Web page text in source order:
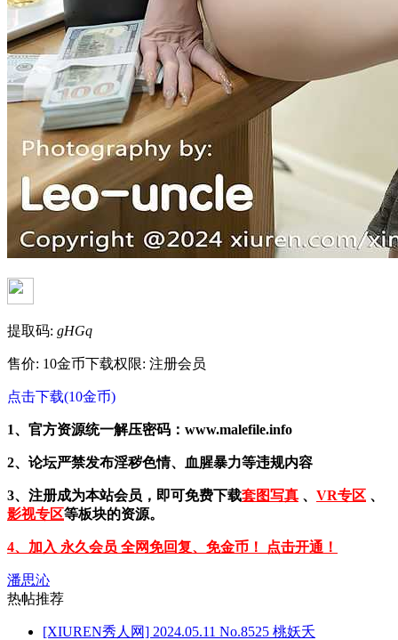
提取码: gHGq
售价: 10金币下载权限: 注册会员
点击下载(10金币)
1、官方资源统一解压密码：www.malefile.info
2、论坛严禁发布淫秽色情、血腥暴力等违规内容
3、注册成为本站会员，即可免费下载套图写真 、 VR专区 、
影视专区等板块的资源。
4、加入 永久会员 全网免回复、免金币！ 点击开通！
潘思沁
热帖推荐
[XIUREN秀人网] 2024.05.11 No.8525 桃妖夭